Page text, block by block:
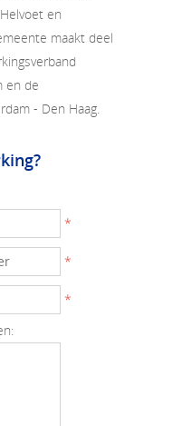
en
maakt deel
en de
- Den Haag.
*
*
*